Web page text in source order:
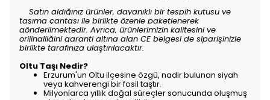
Satın aldığınız ürünler, dayanıklı bir tespih kutusu ve
taşıma çantası ile birlikte özenle paketlenerek
gönderilmektedir. Ayrıca, ürünlerimizin kalitesini ve
orijinalliğini garanti altına alan CE belgesi de siparişinizle
birlikte tarafınıza ulaştırılacaktır.
Oltu Taşı Nedir?
Erzurum'un Oltu ilçesine özgü, nadir bulunan siyah
veya kahverengi bir fosil taştır.
Milyonlarca yıllık doğal süreçler sonucunda oluşmuş